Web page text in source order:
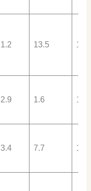
1.2 13.5 1.8
2.9 1.6 1.2
3.4 7.7 1.9